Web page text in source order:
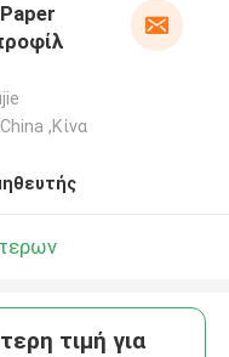
,Κίνα
τιμή για